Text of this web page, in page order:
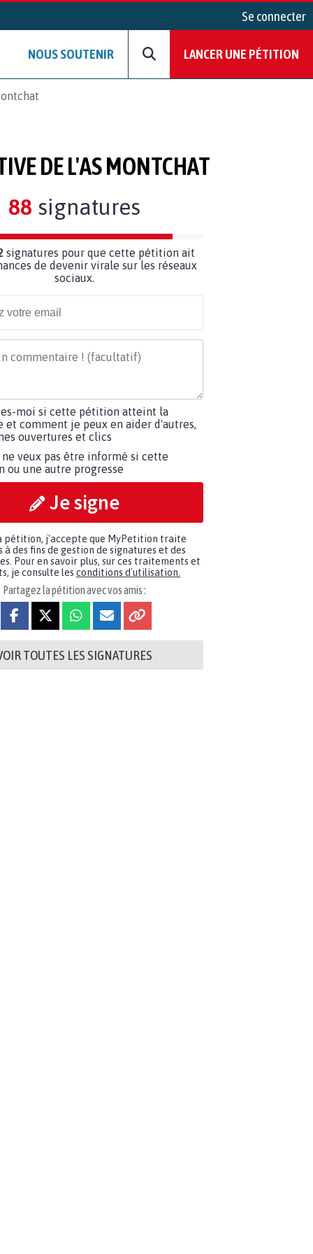
Se connecter
NOUS SOUTENIR LANCER UNE PÉTITION
DE L'AS MONTCHAT
88 signatures
signatures pour que cette pétition ait
de devenir virale sur les réseaux
sociaux.
moi si cette pétition atteint la
et comment je peux en aider d'autres,
ouvertures et clics
ne veux pas être informé si cette
ou une autre progresse
Je signe
pétition, j'accepte que MyPetition traite
à des fins de gestion de signatures et des
Pour en savoir plus, sur ces traitements et
je consulte les conditions d'utilisation.
Partagez la pétition avec vos amis :
TOUTES LES SIGNATURES